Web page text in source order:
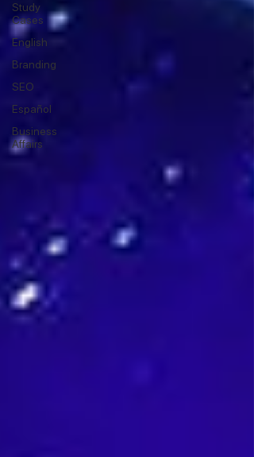
Study
Cases
English
Branding
SEO
Español
Business
Affairs